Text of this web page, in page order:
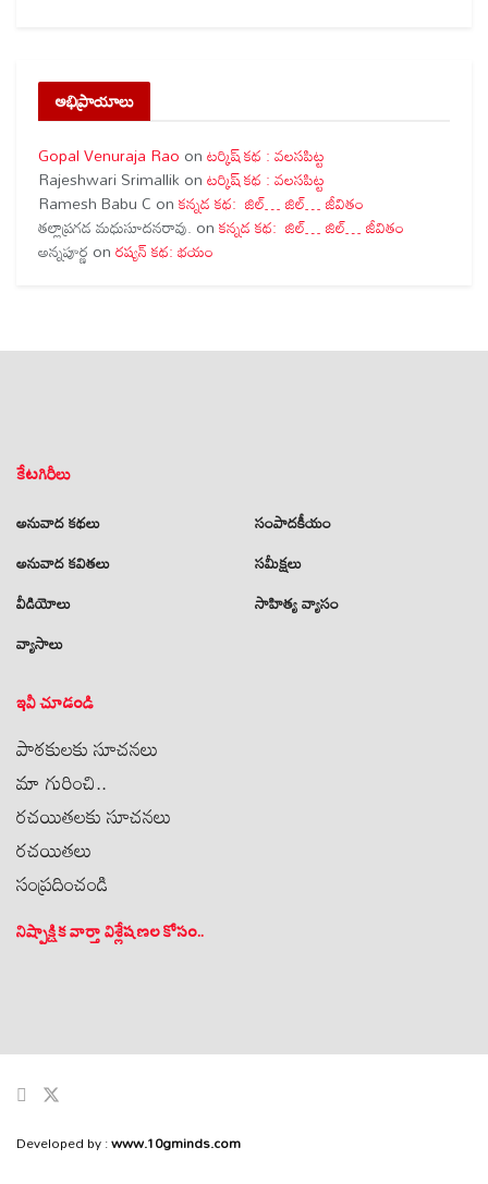
అభిప్రాయాలు
Gopal Venuraja Rao onటర్కిష్ కథ : వలసపిట్ట
Rajeshwari Srimallik onటర్కిష్ కథ : వలసపిట్ట
Ramesh Babu C onకన్నడ కథ: జిల్… జిల్… జీవితం
తల్లాప్రగడ మధుసూదనరావు. onకన్నడ కథ: జిల్… జిల్… జీవితం
అన్నపూర్ణ onరష్యన్ కథ: భయం
కేటగిరీలు
అనువాద కథలు
అనువాద కవితలు
వీడియోలు
వ్యాసాలు
సంపాదకీయం
సమీక్షలు
సాహిత్య వ్యాసం
ఇవీ చూడండి
పాఠకులకు సూచనలు
మా గురించి..
రచయితలకు సూచనలు
రచయితలు
సంప్రదించండి
నిష్పాక్షిక వార్తా విశ్లేషణల కోసం..
Developed by :www.10gminds.com